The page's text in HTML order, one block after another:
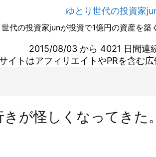
ゆとり世代の投資家
代の投資家junが投資で1億円の資産を築
2015/08/03 から 4021 日間連
イトはアフィリエイトやPRを含む
が怪しくなってきた。